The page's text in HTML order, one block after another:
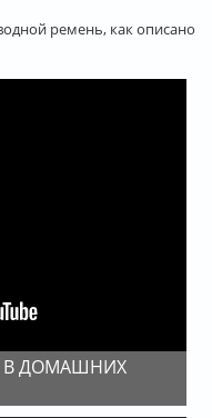
ремень, как описано